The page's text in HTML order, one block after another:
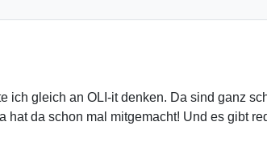
ich gleich an OLI-it denken. Da sind ganz
da schon mal mitgemacht! Und es gibt